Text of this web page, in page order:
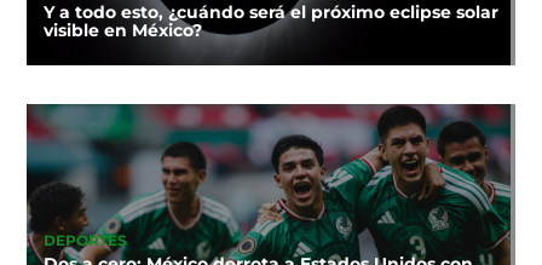
Y a todo esto, ¿cuándo será el próximo eclipse solar
visible en México?
DEPORTES